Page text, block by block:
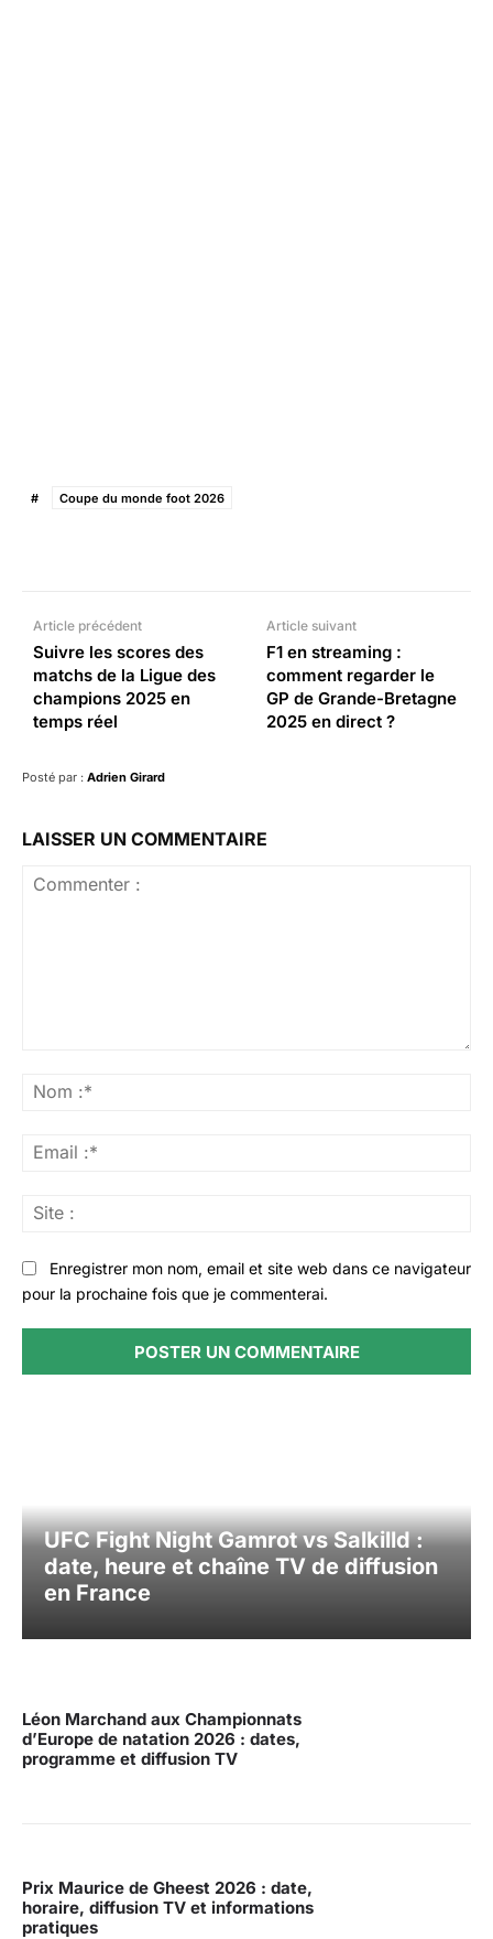
# Coupe du monde foot 2026
Article précédent
Suivre les scores des
matchs de la Ligue des
champions 2025 en
temps réel
Article suivant
F1 en streaming :
comment regarder le
GP de Grande-Bretagne
2025 en direct ?
Posté par : Adrien Girard
LAISSER UN COMMENTAIRE
Enregistrer mon nom, email et site web dans ce navigateur
pour la prochaine fois que je commenterai.
UFC Fight Night Gamrot vs Salkilld :
date, heure et chaîne TV de diffusion
en France
Léon Marchand aux Championnats
d’Europe de natation 2026 : dates,
programme et diffusion TV
Prix Maurice de Gheest 2026 : date,
horaire, diffusion TV et informations
pratiques